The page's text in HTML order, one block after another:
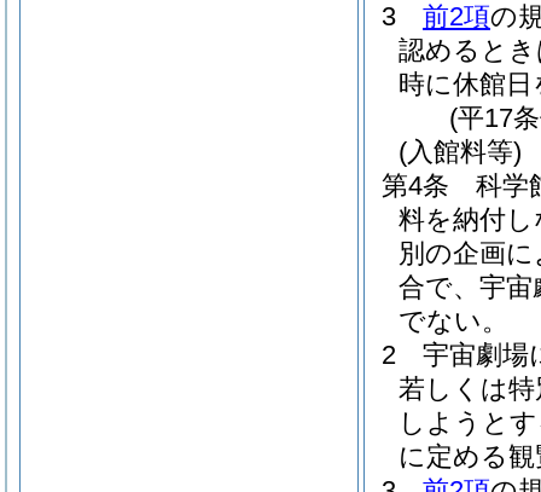
3
前2項の
認めると
時に休館
(平17
(入館料等)
第4条
科学
料を納付
別の企画
合で、宇
でない。
2
宇宙劇場
若しくは
しようと
に定める